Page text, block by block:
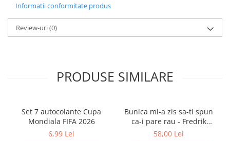
Cărți de colorat
Cărți ilustrate și interactive
Povești și ficțiune pentru copii
Benzi desenate
Metoda Montessori
Culegeri și materiale auxiliare
ISBN: PRU978-9975-69-958-7
Dimensiuni: 215 × 280 mm
Informatii conformitate produs
Review-uri(0)
PRODUSE SIMILARE
Set 7 autocolante Cupa
Mondiala FIFA 2026
6,99 Lei
Bunica mi-a zis sa-ti spun
ca-i pare rau - Fredrik
Backman
58,00 Lei